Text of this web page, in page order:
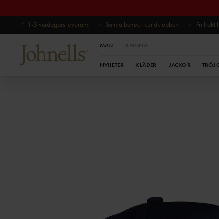
1-3 vardagars leverans Samla bonus i kundklubben Fri frakt
MAN KVINNA
NYHETER KLÄDER JACKOR